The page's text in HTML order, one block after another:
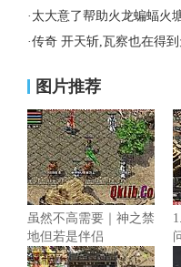
· 太大意了帮助火龙蝙蝠火
·传奇 开天斩,瓦察也在得
图片推荐
虽然不高需要｜神之禁
地但若是伴侣